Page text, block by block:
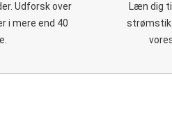
Udforsk over
i mere end 40
Læn dig
strømstik